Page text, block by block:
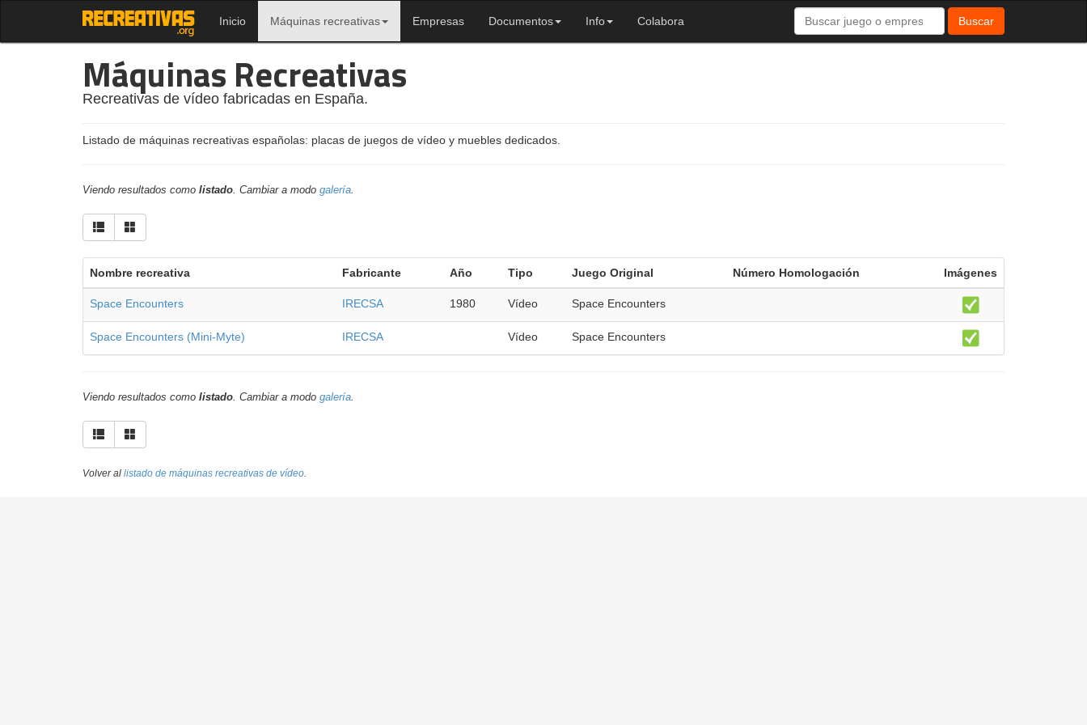
Inicio Máquinas recreativas Empresas Documentos Info Colabora Buscar
Máquinas Recreativas
Recreativas de vídeo fabricadas en España.
Listado de máquinas recreativas españolas: placas de juegos de vídeo y muebles dedicados.
Viendo resultados como listado. Cambiar a modo galería.
Nombre recreativa Fabricante Año Tipo Juego Original Número Homologación Imágenes
Space Encounters IRECSA 1980 Vídeo Space Encounters
Space Encounters (Mini-Myte) IRECSA Vídeo Space Encounters
Viendo resultados como listado. Cambiar a modo galería.
Volver al listado de máquinas recreativas de vídeo.